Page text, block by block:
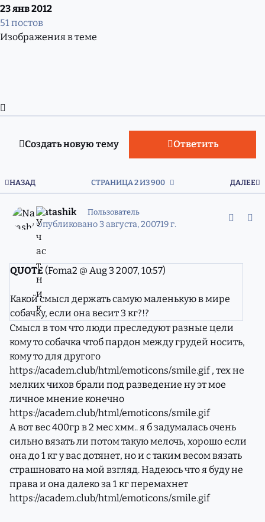
23 янв 2012
51 постов
Изображения в теме
Развернуть обзор темы
Создать новую тему Ответить
ПЕРВАЯ СТРАНИЦА
НАЗАД ДАЛЕЕ
СТРАНИЦА 2 ИЗ 900
Natashik Пользователь
Опубликовано3 августа, 200719 г.
QUOTE (Foma2 @ Aug 3 2007, 10:57)
Какой смысл держать самую маленькую в мире
собачку, если она весит 3 кг?!?
Смысл в том что люди преследуют разные цели
кому то собачка чтоб пардон между грудей носить,
кому то для другого
https://academ.club/html/emoticons/smile.gif, тех не
мелких чихов брали под разведение ну эт мое
личное мнение конечно
https://academ.club/html/emoticons/smile.gif
А вот вес 400гр в 2 мес хмм.. я б задумалась очень
сильно вязать ли потом такую мелочь, хорошо если
она до 1 кг у вас дотянет, но и с таким весом вязать
страшновато на мой взгляд. Надеюсь что я буду не
права и она далеко за 1 кг перемахнет
https://academ.club/html/emoticons/smile.gif